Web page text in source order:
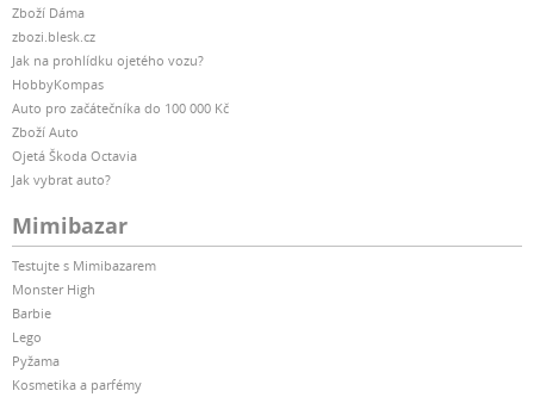
Zboží Dáma
zbozi.blesk.cz
Jak na prohlídku ojetého vozu?
HobbyKompas
Auto pro začátečníka do 100 000 Kč
Zboží Auto
Ojetá Škoda Octavia
Jak vybrat auto?
Mimibazar
Testujte s Mimibazarem
Monster High
Barbie
Lego
Pyžama
Kosmetika a parfémy